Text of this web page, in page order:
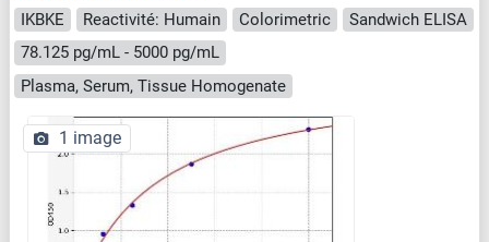
IKBKE Reactivité: Humain Colorimetric
Sandwich ELISA
78.125 pg/mL - 5000 pg/mL
Plasma, Serum, Tissue Homogenate
1 image